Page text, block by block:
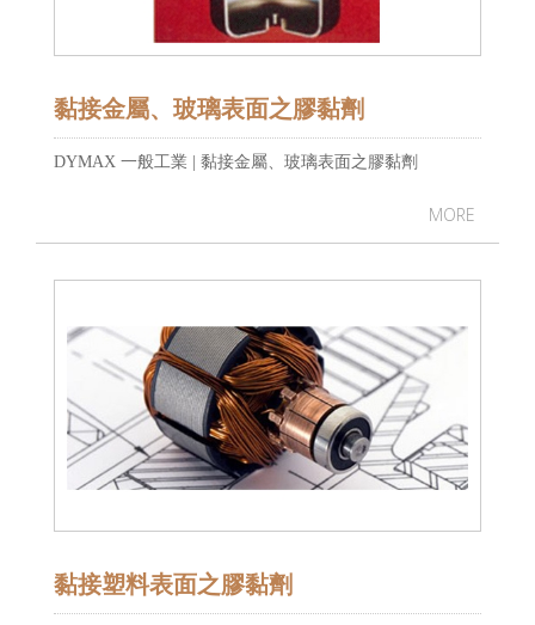
黏接金屬、玻璃表面之膠黏劑
DYMAX 一般工業 | 黏接金屬、玻璃表面之膠黏劑
MORE
黏接塑料表面之膠黏劑